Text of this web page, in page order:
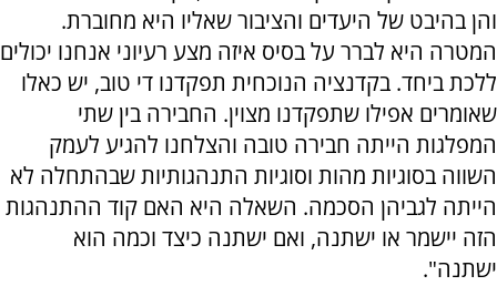
והן בהיבט של היעדים והציבור שאליו היא מחוברת.
המטרה היא לברר על בסיס איזה מצע רעיוני אנחנו יכולים
ללכת ביחד. בקדנציה הנוכחית תפקדנו די טוב, יש כאלו
שאומרים אפילו שתפקדנו מצוין. החבירה בין שתי
המפלגות הייתה חבירה טובה והצלחנו להגיע לעמק
השווה בסוגיות מהות וסוגיות התנהגותיות שבהתחלה לא
הייתה לגביהן הסכמה. השאלה היא האם קוד ההתנהגות
הזה יישמר או ישתנה, ואם ישתנה כיצד וכמה הוא
ישתנה".